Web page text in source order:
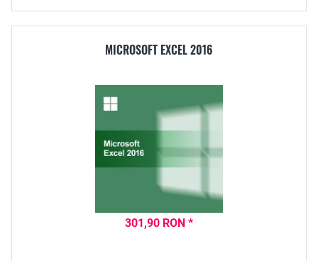
MICROSOFT EXCEL 2016
301,90 RON *